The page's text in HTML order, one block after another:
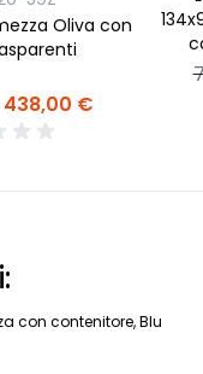
Oliva con
438,00 €
con contenitore, Blu